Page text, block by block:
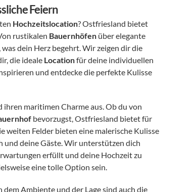
Feiern
Hochzeitslocation? Ostfriesland bietet
rustikalen Bauernhöfen
dein Herz begehrt. Wir zeigen dir die
die ideale Location für deine individuellen
und entdecke die perfekte Kulisse
maritimen Charme aus. Ob du von
bevorzugst, Ostfriesland bietet für
weiten Felder bieten eine malerische Kulisse
deine Gäste. Wir unterstützen dich
erfüllt und deine Hochzeit zu
eine tolle Option sein.